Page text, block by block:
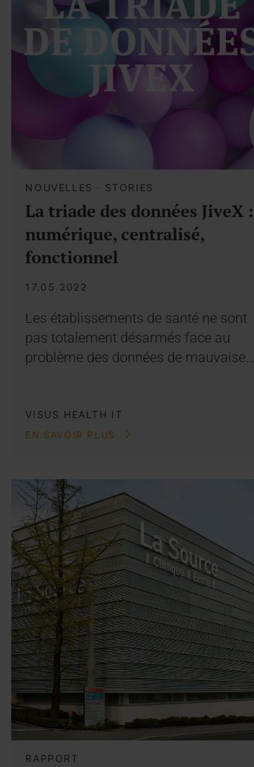
NOUVELLES · STORIES
La triade des données JiveX :
numérique, centralisé,
fonctionnel
17.05.2022
Les établissements de santé ne sont
pas totalement désarmés face au
problème des données de mauvaise…
VISUS HEALTH IT
EN SAVOIR PLUS
RAPPORT